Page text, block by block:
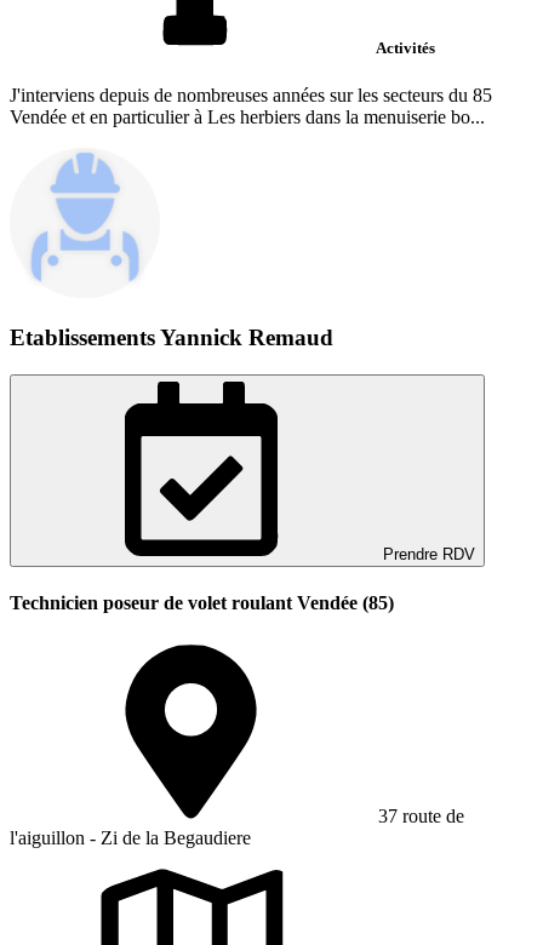
Activités
J'interviens depuis de nombreuses années sur les secteurs du 85
Vendée et en particulier à Les herbiers dans la menuiserie bo...
Etablissements Yannick Remaud
Prendre RDV
Technicien poseur de volet roulant Vendée (85)
37 route de
l'aiguillon - Zi de la Begaudiere